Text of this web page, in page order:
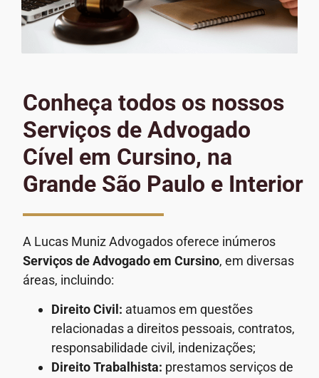
Conheça todos os nossos
Serviços de Advogado
Cível em Cursino, na
Grande São Paulo e Interior
A Lucas Muniz Advogados oferece inúmeros
Serviços de Advogadoem Cursino, em diversas
áreas, incluindo:
Direito Civil: atuamos em questões
relacionadas a direitos pessoais, contratos,
responsabilidade civil, indenizações;
Direito Trabalhista: prestamos serviços de